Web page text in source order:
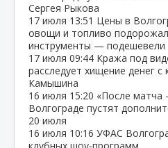
Сергея Рыкова
17 июля 13:51 Цены в
овощи и топливо
инструменты — подешевели
17 июля 09:44 Кража под
расследует хищение денег
Камышина
16 июля 15:20 «После матча
Волгограде пустят
20 июля
16 июля 10:16 УФАС